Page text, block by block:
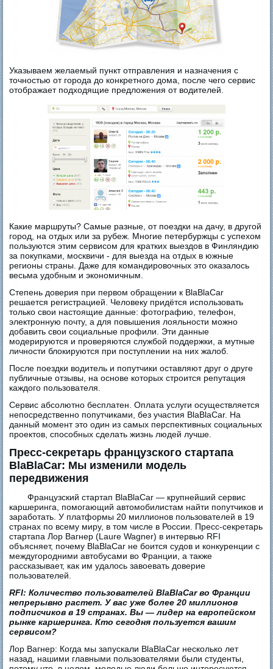
Указываем желаемый пункт отправления и назначения с
точностью от города до конкретного дома, после чего сервис
отображает подходящие предложения от водителей.
Какие маршруты? Самые разные, от поездки на дачу, в другой
город, на отдых или за рубеж. Многие петербуржцы с успехом
пользуются этим сервисом для кратких выездов в Финляндию
за покупками, москвичи - для выезда на отдых в южные
регионы страны. Даже для командировочных это оказалось
весьма удобным и экономичным.
Степень доверия при первом обращении к BlaBlaCar
решается регистрацией. Человеку придётся использовать
только свои настоящие данные: фотографию, телефон,
электронную почту, а для повышения лояльности можно
добавить свои социальные профили. Эти данные
модерируются и проверяются службой поддержки, а мутные
личности блокируются при поступлении на них жалоб.
После поездки водитель и попутчики оставляют друг о друге
публичные отзывы, на основе которых строится репутация
каждого пользователя.
Сервис абсолютно бесплатен. Оплата услуги осуществляется
непосредственно попутчиками, без участия BlaBlaCar. На
данный момент это один из самых перспективных социальных
проектов, способных сделать жизнь людей лучше.
Пресс-секретарь французского стартапа
BlaBlaCar: Мы изменили модель
передвижения
Французский стартап BlaBlaCar — крупнейший сервис
каршеринга, помогающий автомобилистам найти попутчиков и
заработать. У платформы 20 миллионов пользователей в 19
странах по всему миру, в том числе в России. Пресс-секретарь
стартапа Лор Вагнер (Laure Wagner) в интервью RFI
объясняет, почему BlaBlaCar не боится судов и конкуренции с
междугородними автобусами во Франции, а также
рассказывает, как им удалось завоевать доверие
пользователей.
RFI: Количество пользователей BlaBlaCar во Франции
непрерывно растет. У вас уже более 20 миллионов
подписчиков в 19 странах. Вы — лидер на европейском
рынке каршеринга. Кто сегодня пользуется вашим
сервисом?
Лор Вагнер: Когда мы запускали BlaBlaCar несколько лет
назад, нашими главными пользователями были студенты,